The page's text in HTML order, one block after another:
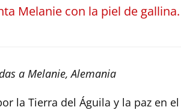
Melanie con la piel de
a Melanie, Alemania
la Tierra del Águila y la paz en